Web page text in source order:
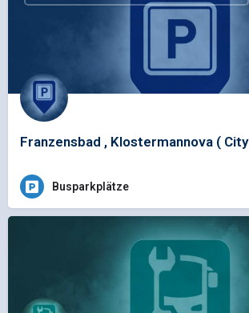
Franzensbad , Klostermannova ( City
Busparkplätze